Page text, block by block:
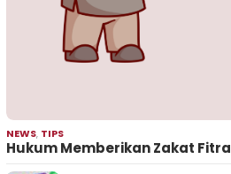
NEWS, TIPS
Hukum Memberikan Zakat